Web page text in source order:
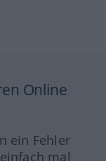
Online
ein Fehler
mal